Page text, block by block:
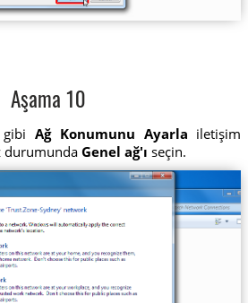
Aşama 10
Ağ Konumunu Ayarla iletişim
durumunda Genel ağ'ı seçin.